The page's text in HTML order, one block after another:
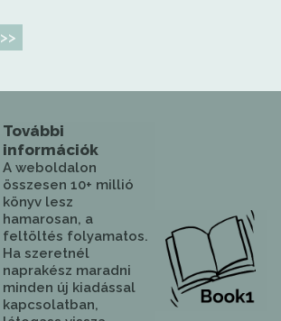
>>
További
információk
A weboldalon
összesen 10+ millió
könyv lesz
hamarosan, a
feltöltés folyamatos.
Ha szeretnél
naprakész maradni
minden új kiadással
kapcsolatban,